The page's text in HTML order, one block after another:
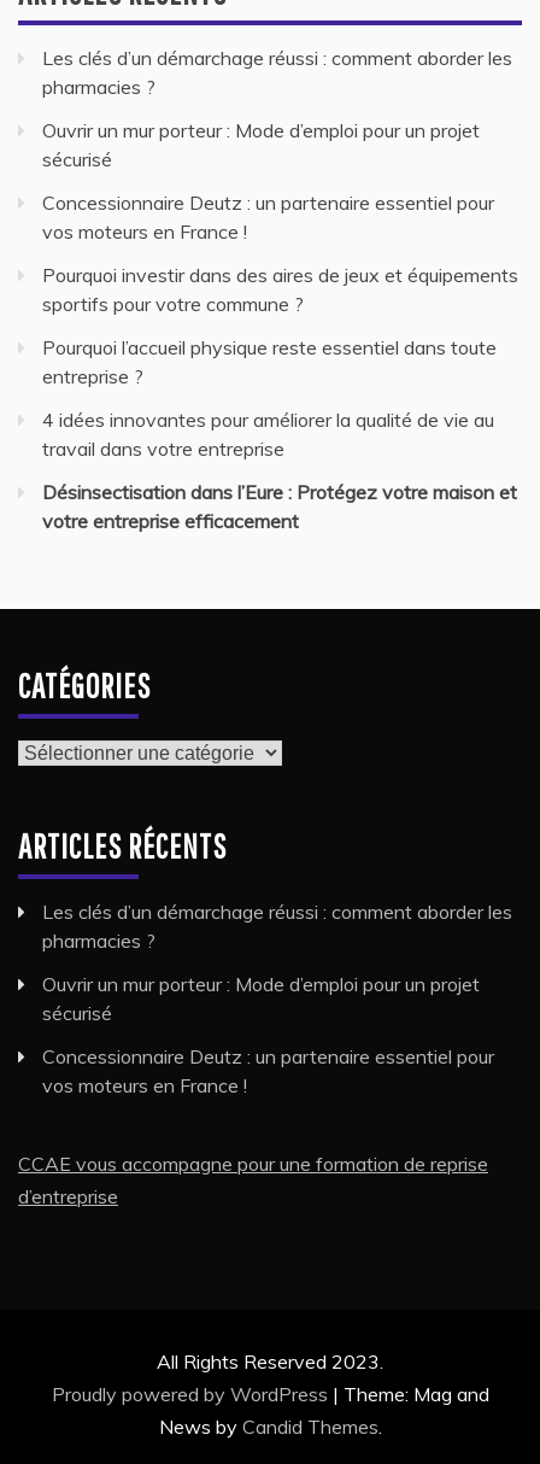
Les clés d’un démarchage réussi : comment aborder les
pharmacies ?
Ouvrir un mur porteur : Mode d’emploi pour un projet
sécurisé
Concessionnaire Deutz : un partenaire essentiel pour
vos moteurs en France !
Pourquoi investir dans des aires de jeux et équipements
sportifs pour votre commune ?
Pourquoi l’accueil physique reste essentiel dans toute
entreprise ?
4 idées innovantes pour améliorer la qualité de vie au
travail dans votre entreprise
Désinsectisation dans l’Eure : Protégez votre maison et
votre entreprise efficacement
CATÉGORIES
Catégories
ARTICLES RÉCENTS
Les clés d’un démarchage réussi : comment aborder les
pharmacies ?
Ouvrir un mur porteur : Mode d’emploi pour un projet
sécurisé
Concessionnaire Deutz : un partenaire essentiel pour
vos moteurs en France !
CCAE vous accompagne pour une formation de reprise
d’entreprise
All Rights Reserved 2023.
Proudly powered by WordPress | Theme: Mag and
News by Candid Themes.